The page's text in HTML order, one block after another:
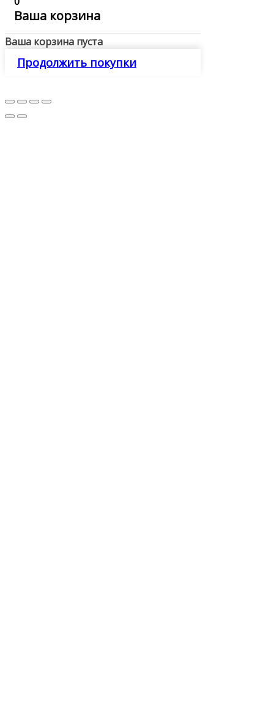
Ваша корзина
Ваша корзина пуста
Продолжить покупки